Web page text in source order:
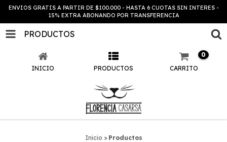
ENVIOS GRATIS A PARTIR DE $100.000 - HASTA 6 CUOTAS SIN INTERES -
15% EXTRA ABONANDO POR TRANSFERENCIA
PRODUCTOS
INICIO PRODUCTOS CARRITO
0
Inicio > Productos